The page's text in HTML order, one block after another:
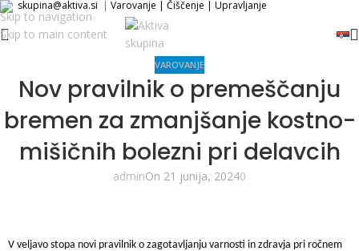
Skip to navigation
Skip to main content
skupina@aktiva.si | Varovanje | Čiščenje | Upravljanje
VAROVANJE
Nov pravilnik o premeščanju
bremen za zmanjšanje kostno-
mišičnih bolezni pri delavcih
adminOn 21 junija, 20240
V veljavo stopa novi pravilnik o zagotavljanju varnosti in zdravja pri ročnem